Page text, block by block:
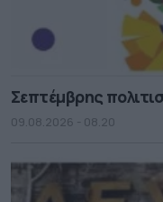
Σεπτέμβρης
09.08.2026 - 08.20